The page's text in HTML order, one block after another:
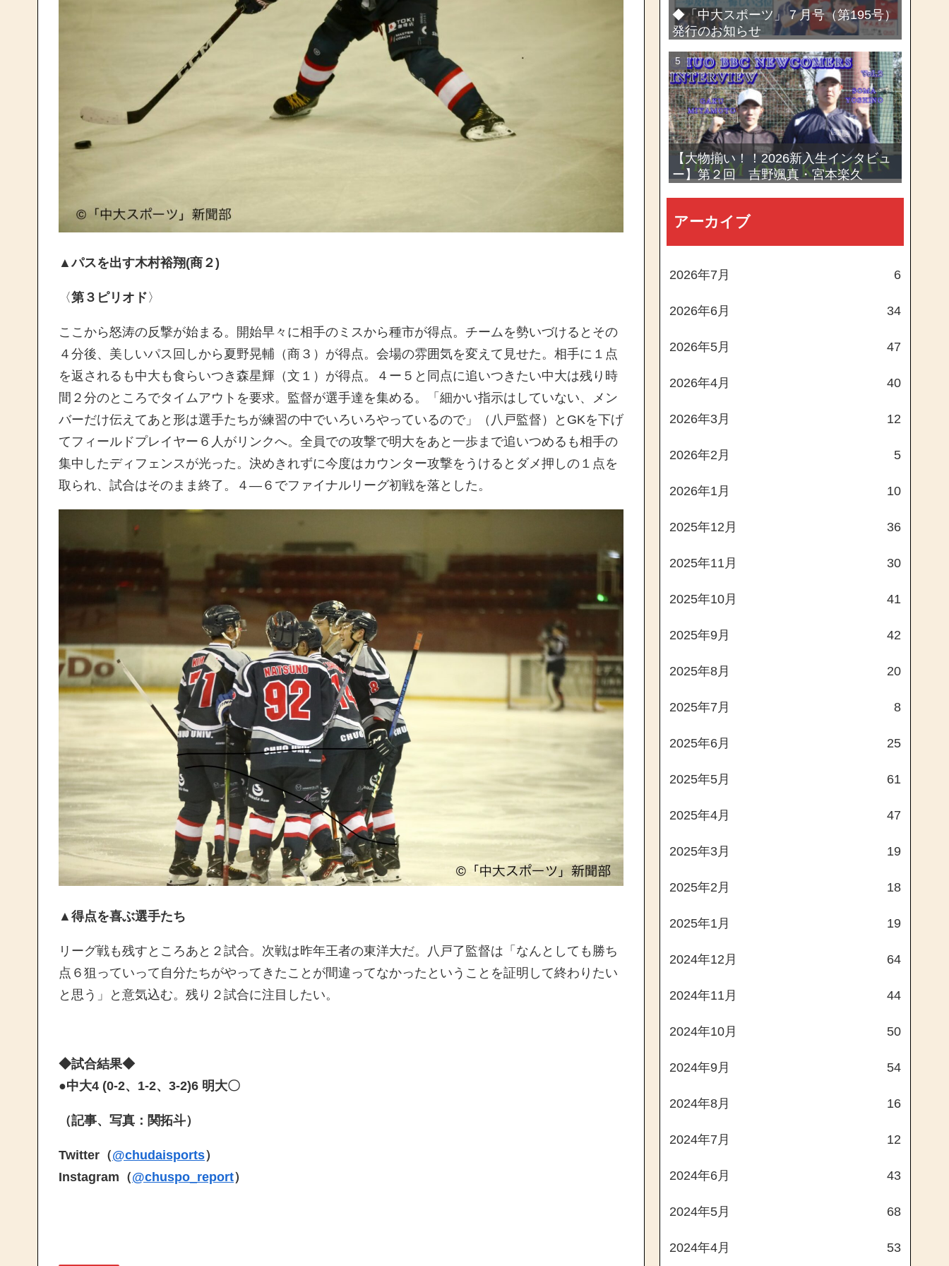
▲パスを出す木村裕翔(商２)
〈第３ピリオド〉
ここから怒涛の反撃が始まる。開始早々に相手のミスから種市が得点。チームを勢いづけるとその
４分後、美しいパス回しから夏野晃輔（商３）が得点。会場の雰囲気を変えて見せた。相手に１点
を返されるも中大も食らいつき森星輝（文１）が得点。４ー５と同点に追いつきたい中大は残り時
間２分のところでタイムアウトを要求。監督が選手達を集める。「細かい指示はしていない、メン
バーだけ伝えてあと形は選手たちが練習の中でいろいろやっているので」（八戸監督）とGKを下げ
てフィールドプレイヤー６人がリンクへ。全員での攻撃で明大をあと一歩まで追いつめるも相手の
集中したディフェンスが光った。決めきれずに今度はカウンター攻撃をうけるとダメ押しの１点を
取られ、試合はそのまま終了。４―６でファイナルリーグ初戦を落とした。
▲得点を喜ぶ選手たち
リーグ戦も残すところあと２試合。次戦は昨年王者の東洋大だ。八戸了監督は「なんとしても勝ち
点６狙っていって自分たちがやってきたことが間違ってなかったということを証明して終わりたい
と思う」と意気込む。残り２試合に注目したい。
◆試合結果◆
●中大4 (0-2、1-2、3-2)6 明大〇
（記事、写真：関拓斗）
Twitter （@chudaisports）
Instagram （@chuspo_report）
◆「中大スポーツ」７月号（第195号）
発行のお知らせ
【大物揃い！！2026新入生インタビュ
ー】第２回 吉野颯真・宮本楽久
アーカイブ
2026年7月 6
2026年6月 34
2026年5月 47
2026年4月 40
2026年3月 12
2026年2月 5
2026年1月 10
2025年12月 36
2025年11月 30
2025年10月 41
2025年9月 42
2025年8月 20
2025年7月 8
2025年6月 25
2025年5月 61
2025年4月 47
2025年3月 19
2025年2月 18
2025年1月 19
2024年12月 64
2024年11月 44
2024年10月 50
2024年9月 54
2024年8月 16
2024年7月 12
2024年6月 43
2024年5月 68
2024年4月 53